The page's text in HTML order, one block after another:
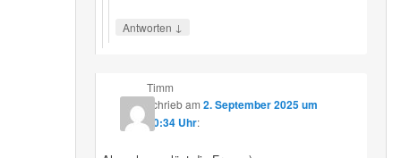
Antworten ↓
Timm
schriebam 2. September 2025 um
10:34 Uhr: